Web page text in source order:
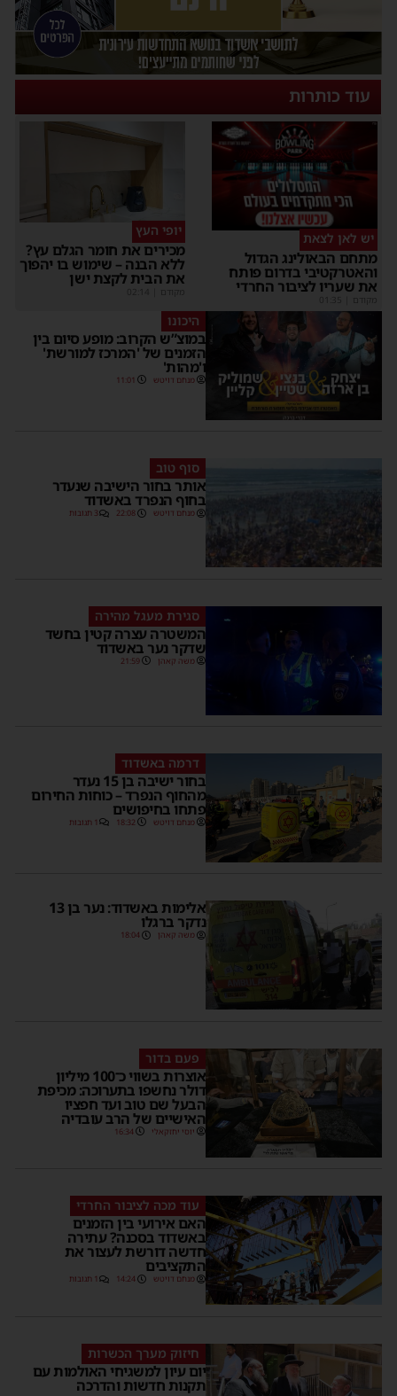
עוד כותרות
יש לאן לצאת
מתחם הבאולינג הגדול
והאטרקטיבי בדרום פותח
את שעריו לציבור החרדי
מקודם
יופי העץ
מכירים את חומר הגלם עץ?
ללא הבנה – שימוש בו יהפוך
את הבית לקצת ישן
מקודם
היכונו
במוצ”ש הקרוב: מופע סיום בין
הזמנים של 'המרכז למורשת'
ו'מהות'
מנחם דויטש 11:01
סוף טוב
אותר בחור הישיבה שנעדר
בחוף הנפרד באשדוד
מנחם דויטש 22:08 3 תגובות
סגירת מעגל מהירה
המשטרה עצרה קטין בחשד
שדקר נער באשדוד
משה קאהן 21:59
דרמה באשדוד
בחור ישיבה בן 15 נעדר
מהחוף הנפרד – כוחות החירום
פתחו בחיפושים
מנחם דויטש 18:32 1 תגובות
אלימות באשדוד: נער בן 13
נדקר ברגלו
משה קאהן 18:04
פעם בדור
אוצרות בשווי כ־100 מיליון
דולר נחשפו בתערוכה: מכיפת
הבעל שם טוב ועד חפציו
האישיים של הרב עובדיה
יוסי יחזקאלי 16:34
עוד מכה לציבור החרדי
האם אירועי בין הזמנים
באשדוד בסכנה? עתירה
חדשה דורשת לעצור את
התקציבים
מנחם דויטש 14:24 1 תגובות
חיזוק מערך הכשרות
יום עיון למשגיחי האולמות עם
תקנות חדשות והדרכה